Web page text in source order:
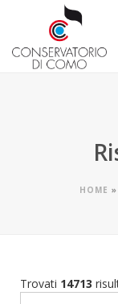
HOME »
Trovati 14713